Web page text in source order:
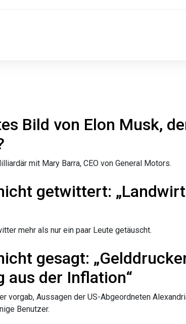
Bild von Elon Musk,
mit Mary Barra, CEO von General Motors.
getwittert:
mehr als nur ein paar Leute getäuscht.
gesagt:
aus der Inflation“
vorgab, Aussagen der US-Abgeordneten
Benutzer.